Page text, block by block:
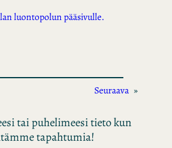
luontopolun pääsivulle.
Seuraava »
tai puhelimeesi tieto kun
tapahtumia!